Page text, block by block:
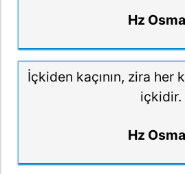
Hz
İçkiden kaçının, zira her
içkidir.
Hz